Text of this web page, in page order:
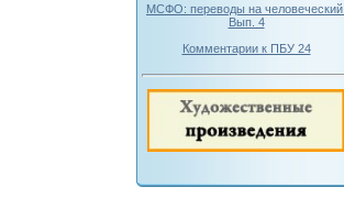
МСФО: переводы на человеческий.
Вып. 4
Комментарии к ПБУ 24